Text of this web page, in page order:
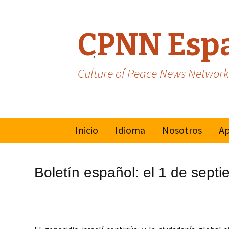
CPNN
Culture of Peace News Network
Inicio
Idioma
Francés
Nosotros
Boletín español: el 1 de